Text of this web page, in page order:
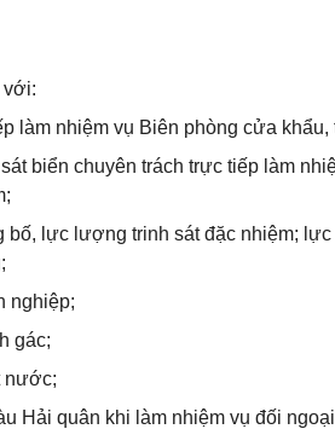
với:
làm nhiệm vụ Biên phòng cửa
biển chuyên trách trực tiếp làm
lực lượng trinh sát đặc nhiệm;
nghiệp;
gác;
nước;
Hải quân khi làm nhiệm vụ đối